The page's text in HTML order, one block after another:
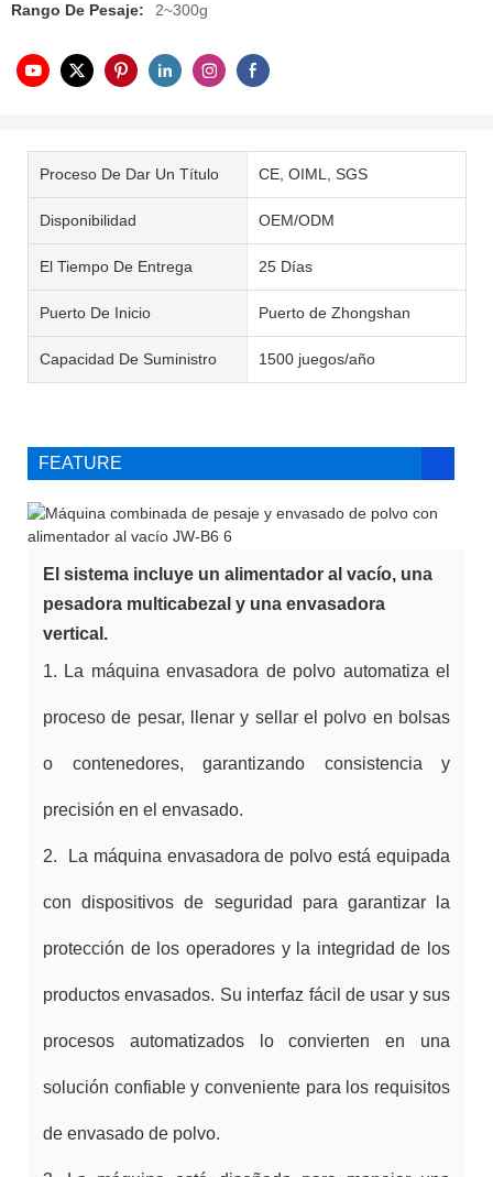
Rango De Pesaje:
2~300g
Proceso De Dar Un Título CE, OIML, SGS
Disponibilidad OEM/ODM
El Tiempo De Entrega 25 Días
Puerto De Inicio Puerto de Zhongshan
Capacidad De Suministro 1500 juegos/año
FEATURE
El sistema incluye un alimentador al vacío, una
pesadora multicabezal y una envasadora
vertical.
1. La máquina envasadora de polvo automatiza el
proceso de pesar, llenar y sellar el polvo en bolsas
o contenedores, garantizando consistencia y
precisión en el envasado.
2. La máquina envasadora de polvo está equipada
con dispositivos de seguridad para garantizar la
protección de los operadores y la integridad de los
productos envasados. Su interfaz fácil de usar y sus
procesos automatizados lo convierten en una
solución confiable y conveniente para los requisitos
de envasado de polvo.